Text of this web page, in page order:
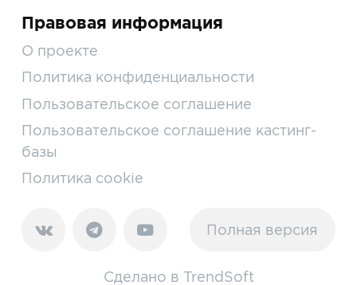
Правовая информация
О проекте
Политика конфиденциальности
Пользовательское соглашение
Пользовательское соглашение кастинг-
базы
Политика cookie
Полная версия
Сделано в TrendSoft